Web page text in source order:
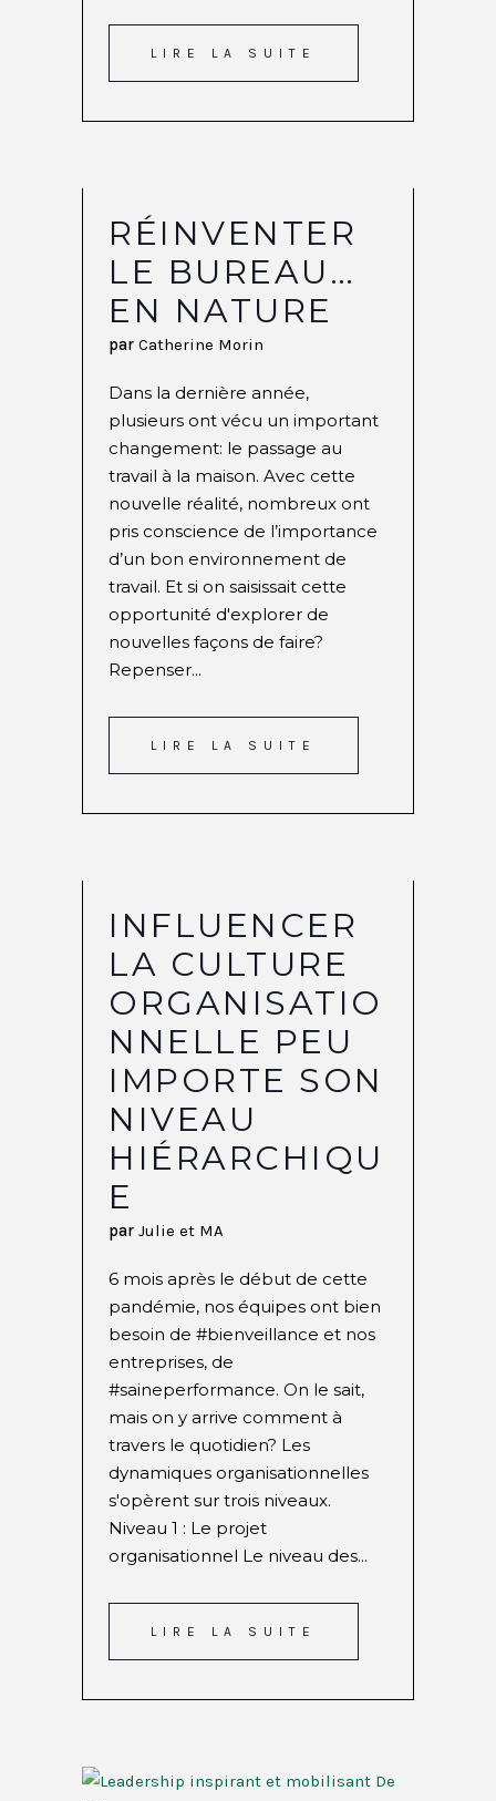
LIRE LA SUITE
RÉINVENTER
LE BUREAU…
EN NATURE
par Catherine Morin
Dans la dernière année,
plusieurs ont vécu un important
changement: le passage au
travail à la maison. Avec cette
nouvelle réalité, nombreux ont
pris conscience de l’importance
d’un bon environnement de
travail. Et si on saisissait cette
opportunité d'explorer de
nouvelles façons de faire?
Repenser...
LIRE LA SUITE
INFLUENCER
LA CULTURE
ORGANISATIO
NNELLE PEU
IMPORTE SON
NIVEAU
HIÉRARCHIQU
E
par Julie et MA
6 mois après le début de cette
pandémie, nos équipes ont bien
besoin de #bienveillance et nos
entreprises, de
#saineperformance. On le sait,
mais on y arrive comment à
travers le quotidien? Les
dynamiques organisationnelles
s'opèrent sur trois niveaux.
Niveau 1 : Le projet
organisationnel Le niveau des...
LIRE LA SUITE